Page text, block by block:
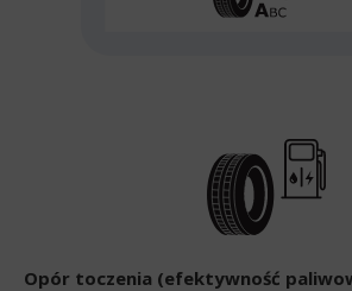
Opór toczenia (efektywność